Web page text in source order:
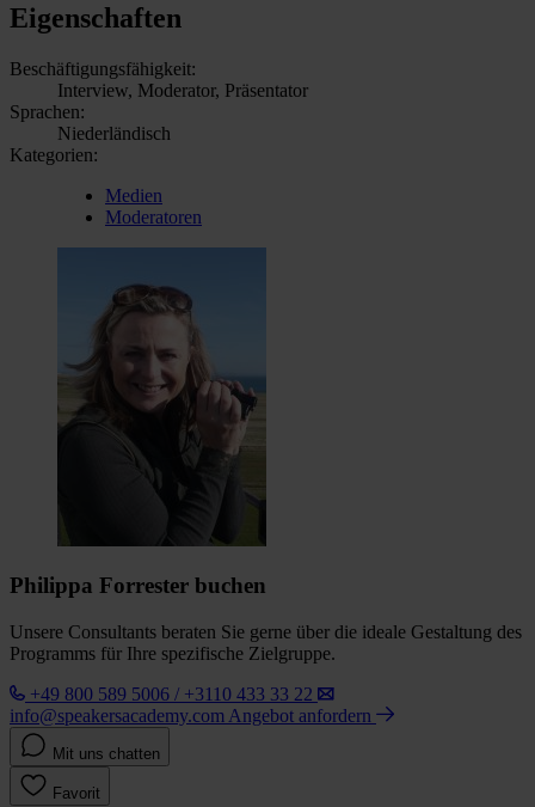
Eigenschaften
Beschäftigungsfähigkeit:
Interview, Moderator, Präsentator
Sprachen:
Niederländisch
Kategorien:
Medien
Moderatoren
Philippa Forrester buchen
Unsere Consultants beraten Sie gerne über die ideale Gestaltung des
Programms für Ihre spezifische Zielgruppe.
+49 800 589 5006 / +3110 433 33 22
info@speakersacademy.com Angebot anfordern
Mit uns chatten
Favorit